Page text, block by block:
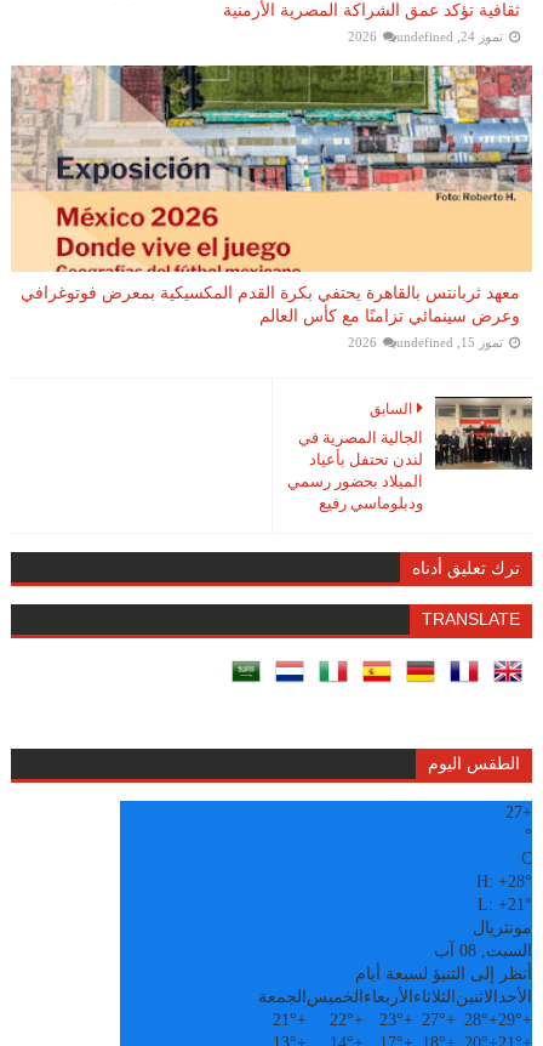
ثقافية تؤكد عمق الشراكة المصرية الأرمنية
تموز 24, 2026 undefined
معهد ثربانتس بالقاهرة يحتفي بكرة القدم المكسيكية بمعرض فوتوغرافي
وعرض سينمائي تزامنًا مع كأس العالم
تموز 15, 2026 undefined
السابق
الجالية المصرية في
لندن تحتفل بأعياد
الميلاد بحضور رسمي
ودبلوماسي رفيع
ترك تعليق أدناه
TRANSLATE
الطقس اليوم
+
27
°
C
H:+28°
L:+21°
مونتريال
السبت, 08 آب
أنظر إلى التنبؤ لسبعة أيام
الأحدالاثنين الثلاثاء الأربعاء الخميس الجمعة
+
29°
+
28°
+
27°
+
23°
+
22°
+
21°